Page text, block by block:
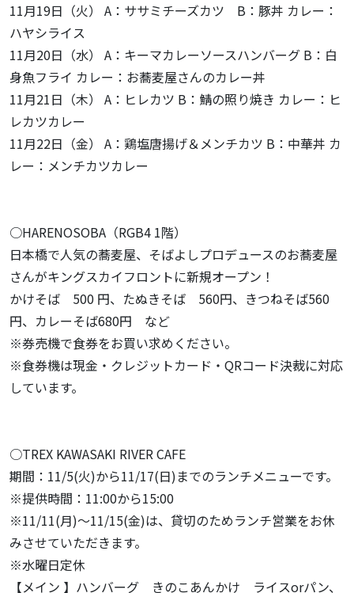
11月19日（火） A：ササミチーズカツ B：豚丼 カレー：
ハヤシライス
11月20日（水） A：キーマカレーソースハンバーグ B：白
身魚フライ カレー：お蕎麦屋さんのカレー丼
11月21日（木） A：ヒレカツ B：鯖の照り焼き カレー：ヒ
レカツカレー
11月22日（金） A：鶏塩唐揚げ＆メンチカツ B：中華丼 カ
レー：メンチカツカレー
○HARENOSOBA（RGB4 1階）
日本橋で人気の蕎麦屋、そばよしプロデュースのお蕎麦屋
さんがキングスカイフロントに新規オープン！
かけそば 500 円、たぬきそば 560円、きつねそば560
円、カレーそば680円 など
※券売機で食券をお買い求めください。
※食券機は現金・クレジットカード・QRコード決裁に対応
しています。
○TREX KAWASAKI RIVER CAFE
期間：11/5(火)から11/17(日)までのランチメニューです。
※提供時間：11:00から15:00
※11/11(月)～11/15(金)は、貸切のためランチ営業をお休
みさせていただきます。
※水曜日定休
【メイン 】ハンバーグ きのこあんかけ ライスorパン、